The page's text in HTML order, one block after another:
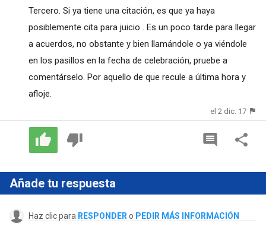
Tercero. Si ya tiene una citación, es que ya haya
posiblemente cita para juicio . Es un poco tarde para llegar
a acuerdos, no obstante y bien llamándole o ya viéndole
en los pasillos en la fecha de celebración, pruebe a
comentárselo. Por aquello de que recule a última hora y
afloje.
el 2 dic. 17
Añade tu respuesta
Haz clic para RESPONDER o PEDIR MÁS INFORMACIÓN